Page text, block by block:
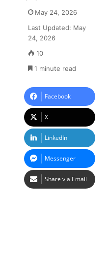
May 24, 2026
Last Updated: May
24, 2026
10
1 minute read
Facebook
X
LinkedIn
Messenger
Share via Email